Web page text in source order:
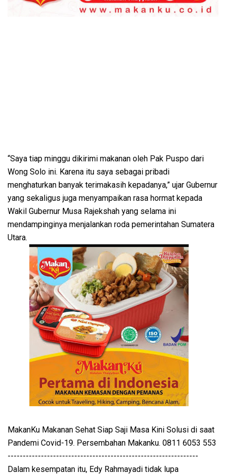
“Saya tiap minggu dikirimi makanan oleh Pak Puspo dari
Wong Solo ini. Karena itu saya sebagai pribadi
menghaturkan banyak terimakasih kepadanya,” ujar Gubernur
yang sekaligus juga menyampaikan rasa hormat kepada
Wakil Gubernur Musa Rajekshah yang selama ini
mendampinginya menjalankan roda pemerintahan Sumatera
Utara.
MakanKu Makanan Sehat Siap Saji Masa Kini Solusi di saat
Pandemi Covid-19. Persembahan Makanku. 0811 6053 553
---------------------------------------------------------------
Dalam kesempatan itu, Edy Rahmayadi tidak lupa